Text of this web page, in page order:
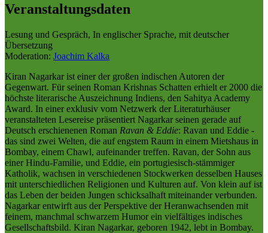
Veranstaltungsdaten
Lesung und Gespräch, In englischer Sprache, mit deutscher
Übersetzung
Moderation: Joachim Kalka
Kiran Nagarkar ist einer der großen indischen Autoren der
Gegenwart. Für seinen Roman Krishnas Schatten erhielt er 2000 die
höchste literarische Auszeichnung Indiens, den Sahitya Academy
Award. In einer exklusiv vom Netzwerk der Literaturhäuser
veranstalteten Lesereise präsentiert Nagarkar seinen gerade auf
Deutsch erschienenen Roman Ravan & Eddie: Ravan und Eddie -
das sind zwei Welten, die auf engstem Raum in einem Mietshaus in
Bombay, einem Chawl, aufeinander treffen. Ravan, der Sohn aus
einer Hindu-Familie, und Eddie, ein portugiesisch-stämmiger
Katholik, wachsen in verschiedenen Stockwerken desselben Hauses
mit unterschiedlichen Religionen und Kulturen auf. Von klein auf ist
das Leben der beiden Jungen schicksalhaft miteinander verbunden.
Nagarkar entwirft aus der Perspektive der Heranwachsenden mit
feinem, manchmal schwarzem Humor ein vielfältiges indisches
Gesellschaftsbild. Kiran Nagarkar, geboren 1942, lebt in Bombay.